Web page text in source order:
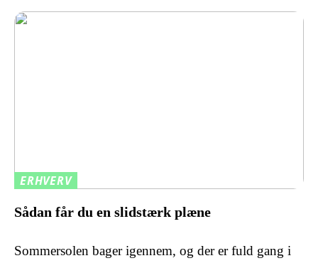
ERHVERV
Sådan får du en slidstærk plæne
Sommersolen bager igennem, og der er fuld gang i